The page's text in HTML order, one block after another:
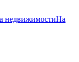
недвижимостиНа